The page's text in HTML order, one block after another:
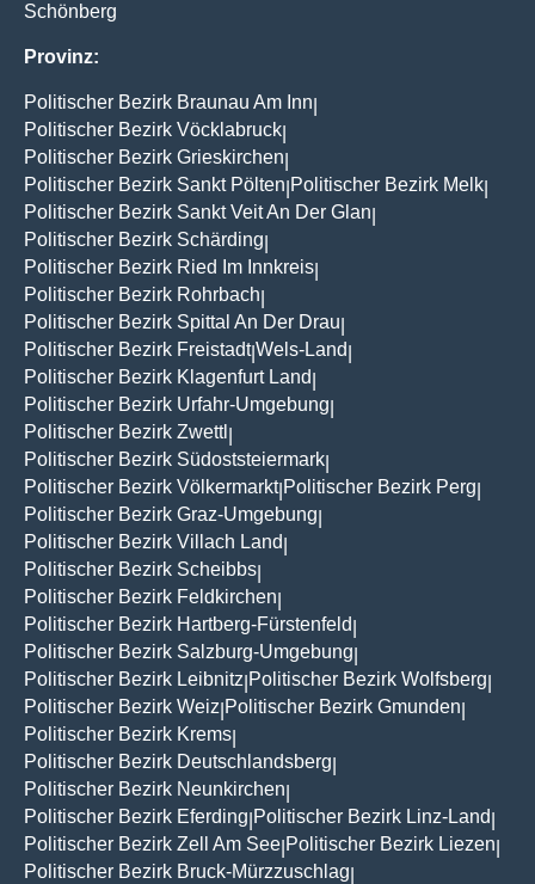
Schönberg
Provinz:
Politischer Bezirk Braunau Am Inn
Politischer Bezirk Vöcklabruck
Politischer Bezirk Grieskirchen
Politischer Bezirk Sankt Pölten Politischer Bezirk Melk
Politischer Bezirk Sankt Veit An Der Glan
Politischer Bezirk Schärding
Politischer Bezirk Ried Im Innkreis
Politischer Bezirk Rohrbach
Politischer Bezirk Spittal An Der Drau
Politischer Bezirk Freistadt|Wels-Land
Politischer Bezirk Klagenfurt Land
Politischer Bezirk Urfahr-Umgebung
Politischer Bezirk Zwettl
Politischer Bezirk Südoststeiermark
Politischer Bezirk Völkermarkt| Politischer Bezirk Perg
Politischer Bezirk Graz-Umgebung
Politischer Bezirk Villach Land
Politischer Bezirk Scheibbs
Politischer Bezirk Feldkirchen
Politischer Bezirk Hartberg-Fürstenfeld
Politischer Bezirk Salzburg-Umgebung
Politischer Bezirk Leibnitz Politischer Bezirk Wolfsberg
Politischer Bezirk Weiz Politischer Bezirk Gmunden
Politischer Bezirk Krems
Politischer Bezirk Deutschlandsberg
Politischer Bezirk Neunkirchen
Politischer Bezirk Eferding Politischer Bezirk Linz-Land
Politischer Bezirk Zell Am See Politischer Bezirk Liezen
Politischer Bezirk Bruck-Mürzzuschlag